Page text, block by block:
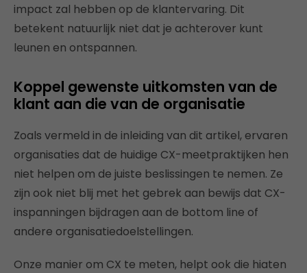
impact zal hebben op de klantervaring. Dit
betekent natuurlijk niet dat je achterover kunt
leunen en ontspannen.
Koppel gewenste uitkomsten van de
klant aan die van de organisatie
Zoals vermeld in de inleiding van dit artikel, ervaren
organisaties dat de huidige CX-meetpraktijken hen
niet helpen om de juiste beslissingen te nemen. Ze
zijn ook niet blij met het gebrek aan bewijs dat CX-
inspanningen bijdragen aan de bottom line of
andere organisatiedoelstellingen.
Onze manier om CX te meten, helpt ook die hiaten